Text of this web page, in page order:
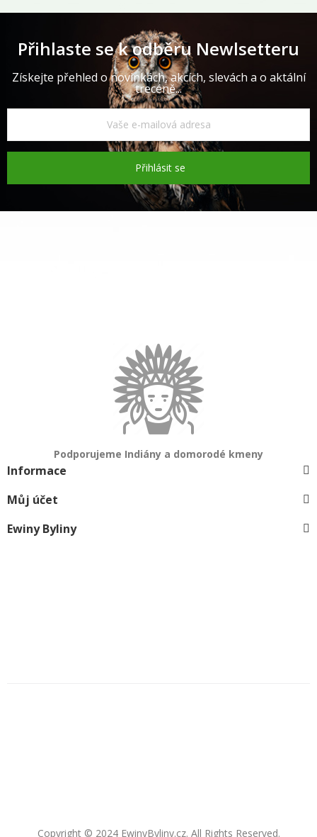
Přihlaste se k odběru Newlsetteru
Získejte přehled o novinkách, akcích, slevách a o aktální
trecéně...
Přihlásit se
Podporujeme Indiány a domorodé kmeny
Informace
Můj účet
Ewiny Byliny
Copyright © 2024 EwinyByliny.cz. All Rights Reserved.